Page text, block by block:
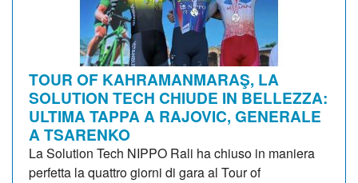
TOUR OF KAHRAMANMARAŞ, LA
SOLUTION TECH CHIUDE IN BELLEZZA:
ULTIMA TAPPA A RAJOVIC, GENERALE
A TSARENKO
La Solution Tech NIPPO Rali ha chiuso in maniera
perfetta la quattro giorni di gara al Tour of